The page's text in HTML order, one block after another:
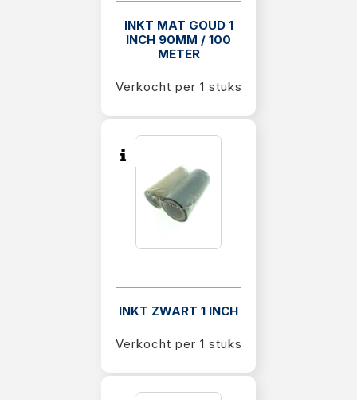
INKT MAT GOUD 1
INCH 90MM / 100
METER
Verkocht per 1 stuks
INKT ZWART 1 INCH
Verkocht per 1 stuks